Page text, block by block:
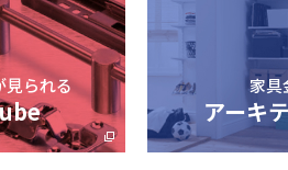
見られる 家具
アーキ